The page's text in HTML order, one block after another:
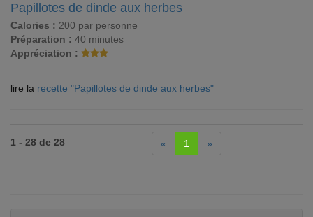
Papillotes de dinde aux herbes
Calories : 200 par personne
Préparation : 40 minutes
Appréciation :
lire la recette "Papillotes de dinde aux herbes"
1 - 28 de 28 « 1 »